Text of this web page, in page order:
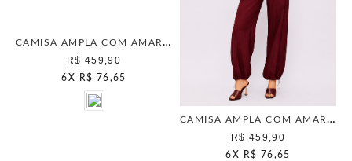
CAMISA AMPLA COM AMARRACAO OFF WHITE
R$ 459,90
6 X R$ 76,65
CAMISA AMPLA COM AMARRACAO BERRY
R$ 459,90
6 X R$ 76,65